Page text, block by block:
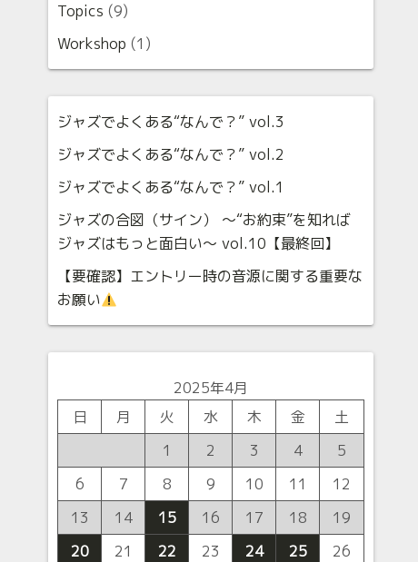
Topics (9)
Workshop (1)
ジャズでよくある“なんで？” vol.3
ジャズでよくある“なんで？” vol.2
ジャズでよくある“なんで？” vol.1
ジャズの合図（サイン） 〜“お約束”を知れば
ジャズはもっと面白い〜 vol.10【最終回】
【要確認】エントリー時の音源に関する重要な
お願い
2025年4月
日
月 火 水 木 金
土
1
2 3 4
5
6
7 8 9 10 11
12
13
14 15 16 17 18
19
20
21 22 23 24 25
26